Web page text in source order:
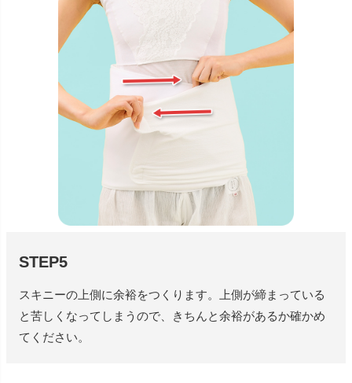
STEP5
スキニーの上側に余裕をつくります。上側が締まっている
と苦しくなってしまうので、きちんと余裕があるか確かめ
てください。